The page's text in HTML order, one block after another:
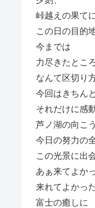
峠越えの果て
この日の目的
今までは
力尽きたとこ
なんて区切り
今回はきちん
それだけに感
芦ノ湖の向こ
今日の努力の
この光景に出
あぁ来てよか
来れてよかっ
富士の癒しに